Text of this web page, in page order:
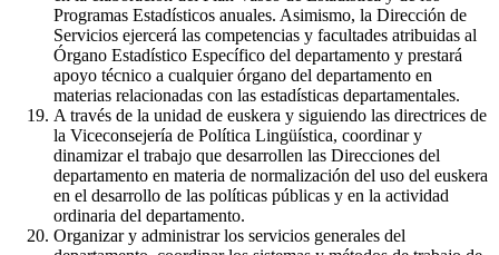
Programas Estadísticos anuales. Asimismo, la Dirección de
Servicios ejercerá las competencias y facultades atribuidas al
Órgano Estadístico Específico del departamento y prestará
apoyo técnico a cualquier órgano del departamento en
materias relacionadas con las estadísticas departamentales.
A través de la unidad de euskera y siguiendo las directrices de
la Viceconsejería de Política Lingüística, coordinar y
dinamizar el trabajo que desarrollen las Direcciones del
departamento en materia de normalización del uso del euskera
en el desarrollo de las políticas públicas y en la actividad
ordinaria del departamento.
Organizar y administrar los servicios generales del